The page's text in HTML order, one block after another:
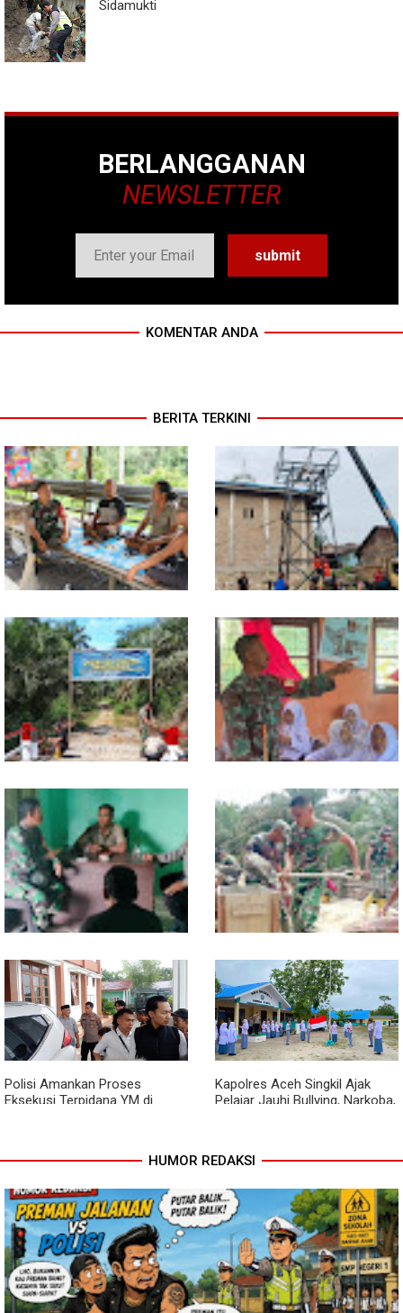
Sidamukti
BERLANGGANAN
NEWSLETTER
KOMENTAR ANDA
BERITA TERKINI
Lewat Komsos di Warung
Kopi, Babinsa Bangun Sinergi
dan Kekompakan Warga
Progres TNI AD Manunggal Air
Dikebut, Babinsa dan Warga
Dirikan Tower Polytank di
Belegen Mulia
Kodim 0118 Tancap Gas
Rampungkan Finishing
Jembatan Garuda
Melalui Wasbang, Babinsa
Bentuk Karakter dan Jiwa
Patriotisme Pelajar
Babinsa dan Bhabinkamtibmas
Ajak Warga Semarakkan HUT
RI ke-81 dengan Kibarkan
Merah Putih
Cuaca Tak Jadi Penghalang,
Pengecoran Kepala Jembatan
Garuda dan Pengacian Terus
Dikebut
Polisi Amankan Proses
Eksekusi Terpidana YM di
Kapolres Aceh Singkil Ajak
Pelajar Jauhi Bullying, Narkoba,
HUMOR REDAKSI